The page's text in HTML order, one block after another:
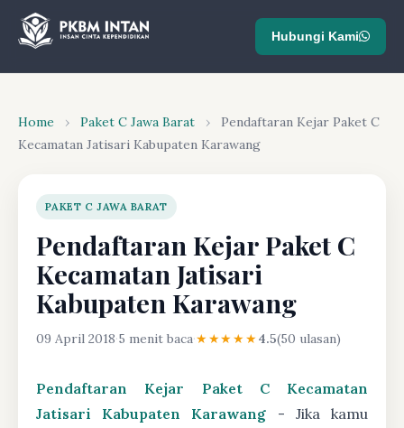
Hubungi Kami
Home › Paket C Jawa Barat ›
Pendaftaran Kejar Paket C
Kecamatan Jatisari Kabupaten Karawang
PAKET C JAWA BARAT
Pendaftaran Kejar Paket C
Kecamatan Jatisari
Kabupaten Karawang
09 April 2018·5 menit baca·★★★★★4.5(50 ulasan)
Pendaftaran Kejar Paket C Kecamatan
Jatisari Kabupaten Karawang - Jika kamu